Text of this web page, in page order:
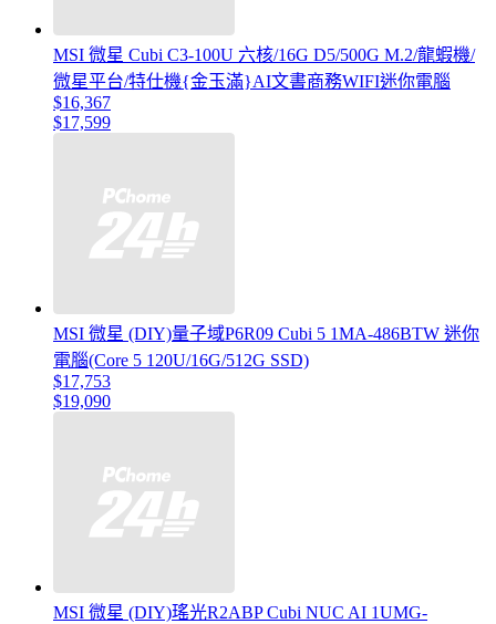
MSI 微星 Cubi C3-100U 六核/16G D5/500G M.2/龍蝦機/
微星平台/特仕機{金玉滿}AI文書商務WIFI迷你電腦
$16,367
$17,599
MSI 微星 (DIY)量子域P6R09 Cubi 5 1MA-486BTW 迷你
電腦(Core 5 120U/16G/512G SSD)
$17,753
$19,090
MSI 微星 (DIY)瑤光R2ABP Cubi NUC AI 1UMG-